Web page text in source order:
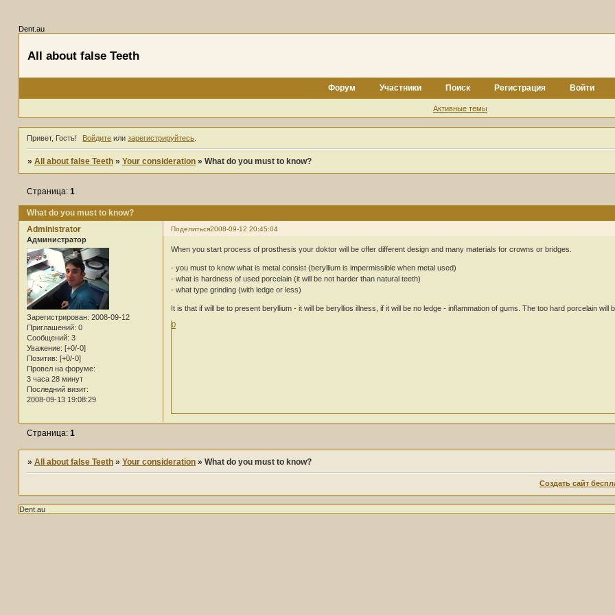
Dent.au
All about false Teeth
Форум Участники Поиск Регистрация Войти
Активные темы
Привет, Гость! Войдите илизарегистрируйтесь
» All about false Teeth » Your consideration » What do you must to know?
What do you must to know?
Страница: 1
Поделиться2008-09-12 20:45:04
Administrator
Администратор
Зарегистрирован: 2008-09-12
Приглашений: 0
Сообщений: 3
Уважение: [+0/-0]
Позитив: [+0/-0]
Провел на форуме:
3 часа 28 минут
Последний визит:
2008-09-13 19:08:29
When you start process of prosthesis your doktor will be offer different design and many materials for crowns or bridges.
- you must to know what is metal consist (beryllium is impermissible when metal used)
- what is hardness of used porcelain (it will be not harder than natural teeth)
- what type grinding (with ledge or less)
It is that if will be to present beryllium - it will be beryllios illness, if it will be no ledge - inflammation of gums. The too hard porcelain will
0
Страница: 1
» All about false Teeth » Your consideration » What do you must to know?
Создать сайт
Dent.au